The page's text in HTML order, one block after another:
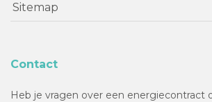
Sitemap
Contact
Heb je vragen over een energiecontract